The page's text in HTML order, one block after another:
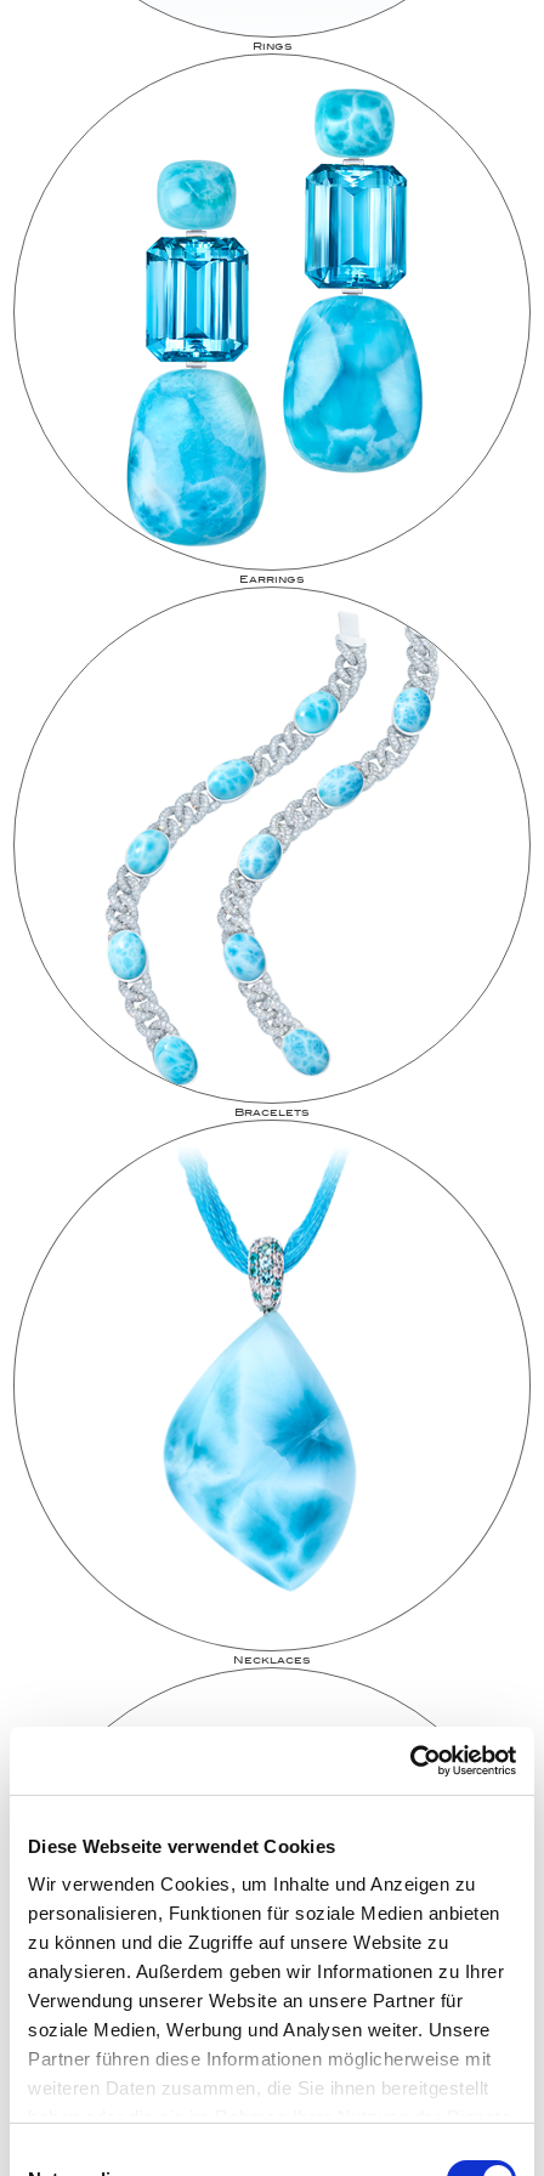
Diese Webseite verwendet Cookies
Wir verwenden Cookies, um Inhalte und Anzeigen zu
personalisieren, Funktionen für soziale Medien anbieten
zu können und die Zugriffe auf unsere Website zu
analysieren. Außerdem geben wir Informationen zu Ihrer
Verwendung unserer Website an unsere Partner für
soziale Medien, Werbung und Analysen weiter. Unsere
Partner führen diese Informationen möglicherweise mit
weiteren Daten zusammen, die Sie ihnen bereitgestellt
Rings
Earrings
Bracelets
Necklaces